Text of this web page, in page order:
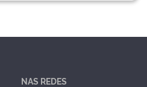
NAS REDES